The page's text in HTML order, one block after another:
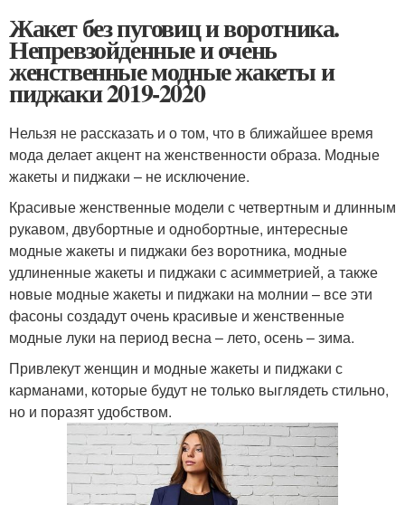
Жакет без пуговиц и воротника.
Непревзойденные и очень
женственные модные жакеты и
пиджаки 2019-2020
Нельзя не рассказать и о том, что в ближайшее время
мода делает акцент на женственности образа. Модные
жакеты и пиджаки – не исключение.
Красивые женственные модели с четвертным и длинным
рукавом, двубортные и однобортные, интересные
модные жакеты и пиджаки без воротника, модные
удлиненные жакеты и пиджаки с асимметрией, а также
новые модные жакеты и пиджаки на молнии – все эти
фасоны создадут очень красивые и женственные
модные луки на период весна – лето, осень – зима.
Привлекут женщин и модные жакеты и пиджаки с
карманами, которые будут не только выглядеть стильно,
но и поразят удобством.